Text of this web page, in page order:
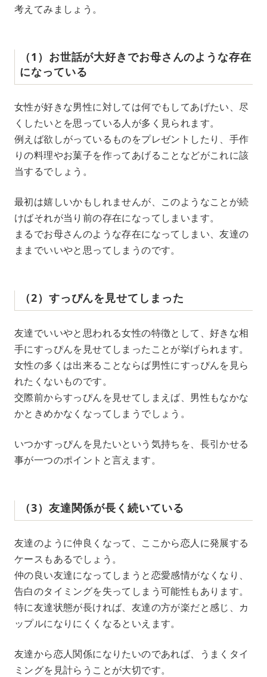
考えてみましょう。
（1）お世話が大好きでお母さんのような存在
になっている
女性が好きな男性に対しては何でもしてあげたい、尽
くしたいとを思っている人が多く見られます。
例えば欲しがっているものをプレゼントしたり、手作
りの料理やお菓子を作ってあげることなどがこれに該
当するでしょう。
最初は嬉しいかもしれませんが、このようなことが続
けばそれが当り前の存在になってしまいます。
まるでお母さんのような存在になってしまい、友達の
ままでいいやと思ってしまうのです。
（2）すっぴんを見せてしまった
友達でいいやと思われる女性の特徴として、好きな相
手にすっぴんを見せてしまったことが挙げられます。
女性の多くは出来ることならば男性にすっぴんを見ら
れたくないものです。
交際前からすっぴんを見せてしまえば、男性もなかな
かときめかなくなってしまうでしょう。
いつかすっぴんを見たいという気持ちを、長引かせる
事が一つのポイントと言えます。
（3）友達関係が長く続いている
友達のように仲良くなって、ここから恋人に発展する
ケースもあるでしょう。
仲の良い友達になってしまうと恋愛感情がなくなり、
告白のタイミングを失ってしまう可能性もあります。
特に友達状態が長ければ、友達の方が楽だと感じ、カ
ップルになりにくくなるといえます。
友達から恋人関係になりたいのであれば、うまくタイ
ミングを見計らうことが大切です。